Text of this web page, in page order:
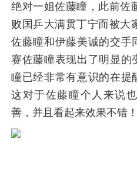
绝对一姐佐藤瞳，此前佐
败国乒大满贯丁宁而被大
佐藤瞳和伊藤美诚的交手
赛佐藤瞳表现出了明显的
瞳已经非常有意识的在提
这对于佐藤瞳个人来说
善，并且看起来效果不错！